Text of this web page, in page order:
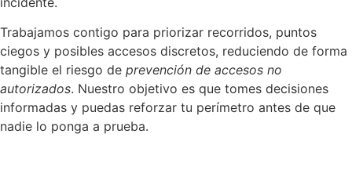
Trabajamos contigo para priorizar recorridos, puntos
ciegos y posibles accesos discretos, reduciendo de forma
tangible el riesgo de prevención de accesos no
autorizados. Nuestro objetivo es que tomes decisiones
informadas y puedas reforzar tu perímetro antes de que
nadie lo ponga a prueba.